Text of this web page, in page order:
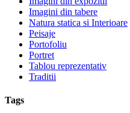
Imagini din tabere
Natura statica si Interioare
Peisaje
Portofoliu
Portret
Tablou reprezentativ
Traditii
Tags